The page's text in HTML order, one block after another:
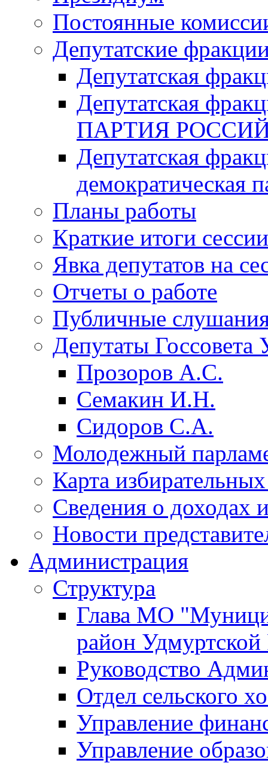
Постоянные
Депутатские
Депутатская
Депутатская
ПАРТИЯ
Депутатская
демократическая
Планы работы
Краткие итоги сессии
Явка депутатов на
Отчеты о работе
Публичные
Депутаты
Прозоров А.С.
Семакин И.Н.
Сидоров С.А.
Молодежный
Карта
Сведения о доходах
Новости
Администрация
Структура
Глава МО
район
Руководство
Отдел сельского
Управление
Управление